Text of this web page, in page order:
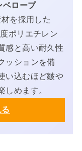
ベロープ
を採用した
ポリエチレン
感と高い耐久性
ッションを備
い込むほど皺や
めます。